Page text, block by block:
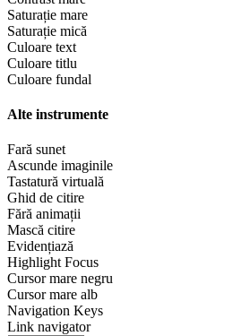
Saturație mare
Saturație mică
Culoare text
Culoare titlu
Culoare fundal
Alte instrumente
Fară sunet
Ascunde imaginile
Tastatură virtuală
Ghid de citire
Fără animații
Mască citire
Evidențiază
Highlight Focus
Cursor mare negru
Cursor mare alb
Navigation Keys
Link navigator